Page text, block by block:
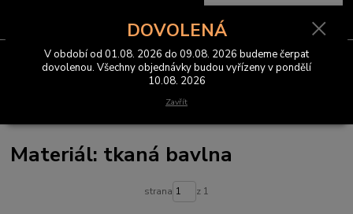
Menu
0 Kč
Materiál: tkaná bavlna
strana z 1
DOVOLENÁ
V období od 01.08. 2026 do 09.08. 2026 budeme čerpat
dovolenou. Všechny objednávky budou vyřízeny v pondělí
10.08. 2026
Zavřít